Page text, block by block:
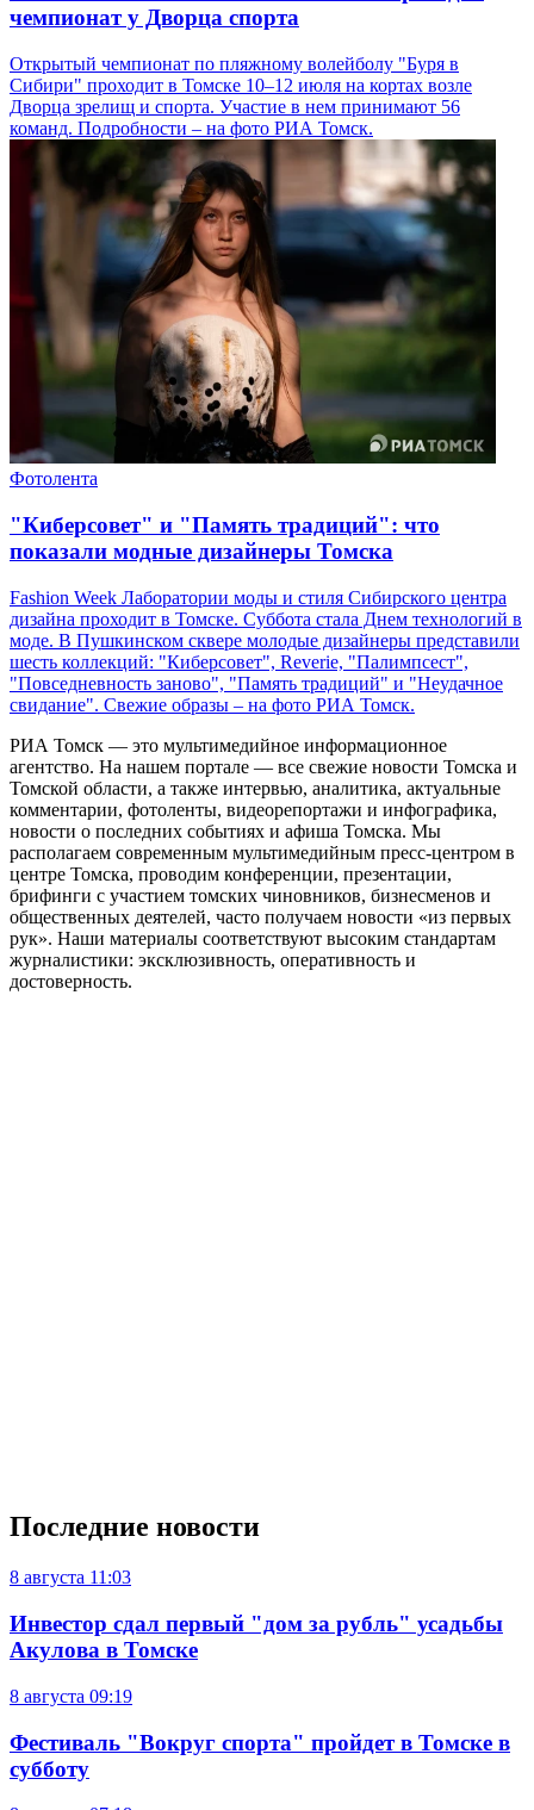
чемпионат у Дворца спорта
Открытый чемпионат по пляжному волейболу "Буря в
Сибири" проходит в Томске 10–12 июля на кортах возле
Дворца зрелищ и спорта. Участие в нем принимают 56
команд. Подробности – на фото РИА Томск.
Фотолента
"Киберсовет" и "Память традиций": что
показали модные дизайнеры Томска
Fashion Week Лаборатории моды и стиля Сибирского центра
дизайна проходит в Томске. Суббота стала Днем технологий в
моде. В Пушкинском сквере молодые дизайнеры представили
шесть коллекций: "Киберсовет", Reverie, "Палимпсест",
"Повседневность заново", "Память традиций" и "Неудачное
свидание". Свежие образы – на фото РИА Томск.
РИА Томск — это мультимедийное информационное
агентство. На нашем портале — все свежие новости Томска и
Томской области, а также интервью, аналитика, актуальные
комментарии, фотоленты, видеорепортажи и инфографика,
новости о последних событиях и афиша Томска. Мы
располагаем современным мультимедийным пресс-центром в
центре Томска, проводим конференции, презентации,
брифинги с участием томских чиновников, бизнесменов и
общественных деятелей, часто получаем новости «из первых
рук». Наши материалы соответствуют высоким стандартам
журналистики: эксклюзивность, оперативность и
достоверность.
Последние новости
8 августа 11:03
Инвестор сдал первый "дом за рубль" усадьбы
Акулова в Томске
8 августа 09:19
Фестиваль "Вокруг спорта" пройдет в Томске в
субботу